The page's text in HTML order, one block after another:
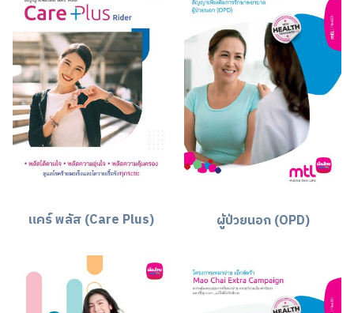
แคร์ พลัส (Care Plus) ผู้ป่วยนอก (OPD)